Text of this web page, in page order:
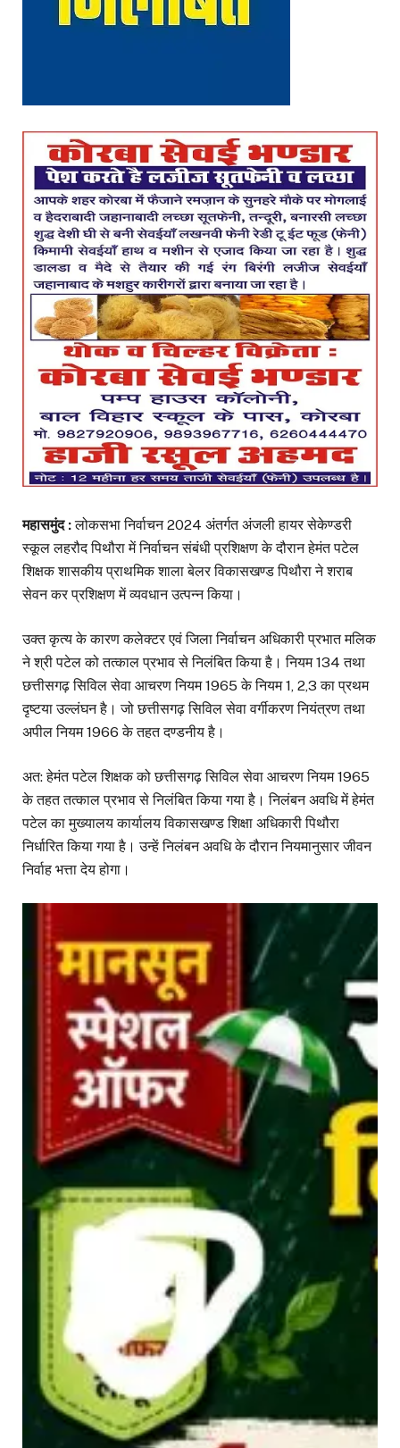
महासमुंद :लोकसभा निर्वाचन 2024 अंतर्गत अंजली हायर सेकेण्डरी
स्कूल लहरौद पिथौरा में निर्वाचन संबंधी प्रशिक्षण के दौरान हेमंत पटेल
शिक्षक शासकीय प्राथमिक शाला बेलर विकासखण्ड पिथौरा ने शराब
सेवन कर प्रशिक्षण में व्यवधान उत्पन्न किया।
उक्त कृत्य के कारण कलेक्टर एवं जिला निर्वाचन अधिकारी प्रभात मलिक
ने श्री पटेल को तत्काल प्रभाव से निलंबित किया है। नियम 134 तथा
छत्तीसगढ़ सिविल सेवा आचरण नियम 1965 के नियम 1, 2,3 का प्रथम
दृष्टया उल्लंघन है। जो छत्तीसगढ़ सिविल सेवा वर्गीकरण नियंत्रण तथा
अपील नियम 1966 के तहत दण्डनीय है।
अत: हेमंत पटेल शिक्षक को छत्तीसगढ़ सिविल सेवा आचरण नियम 1965
के तहत तत्काल प्रभाव से निलंबित किया गया है। निलंबन अवधि में हेमंत
पटेल का मुख्यालय कार्यालय विकासखण्ड शिक्षा अधिकारी पिथौरा
निर्धारित किया गया है। उन्हें निलंबन अवधि के दौरान नियमानुसार जीवन
निर्वाह भत्ता देय होगा।